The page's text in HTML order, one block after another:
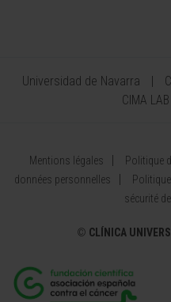
Universidad de Navarra
CIMA
Mentions légales Politique
données personnelles
sécurité
© CLÍNICA